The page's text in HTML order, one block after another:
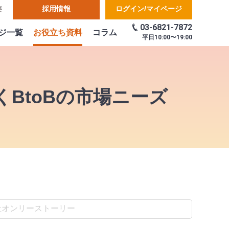
採用情報 ログイン/マイページ
03-6821-7872
平日 10:00〜19:00
一覧 お役立ち資料 コラム
BtoBの市場ニーズ